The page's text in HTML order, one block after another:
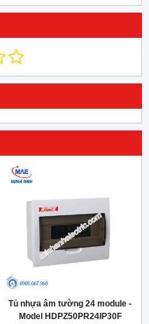
Tủ nhựa âm tường 24 module -
Model HDPZ50PR24IP30F